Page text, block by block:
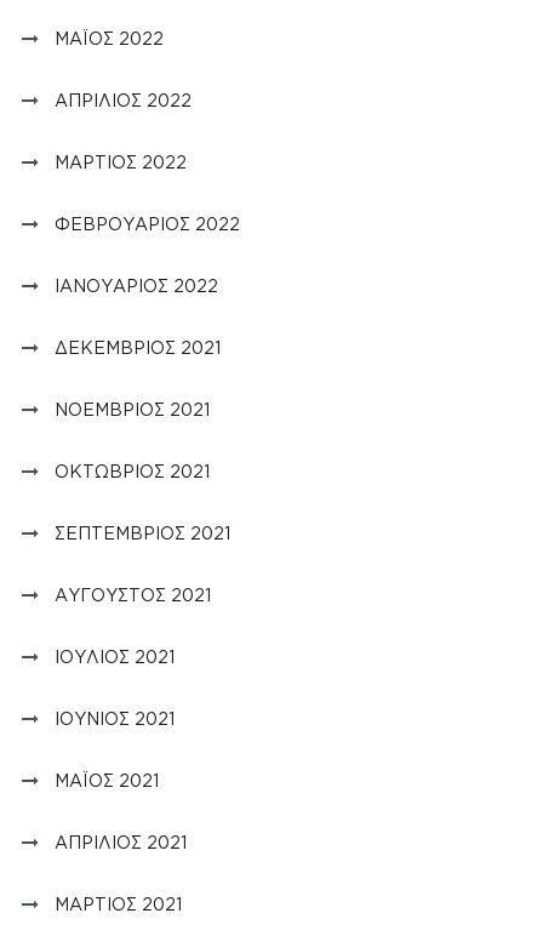
ΜΆΙΟΣ 2022
ΑΠΡΊΛΙΟΣ 2022
ΜΆΡΤΙΟΣ 2022
ΦΕΒΡΟΥΆΡΙΟΣ 2022
ΙΑΝΟΥΆΡΙΟΣ 2022
ΔΕΚΈΜΒΡΙΟΣ 2021
ΝΟΈΜΒΡΙΟΣ 2021
ΟΚΤΏΒΡΙΟΣ 2021
ΣΕΠΤΈΜΒΡΙΟΣ 2021
ΑΎΓΟΥΣΤΟΣ 2021
ΙΟΎΛΙΟΣ 2021
ΙΟΎΝΙΟΣ 2021
ΜΆΙΟΣ 2021
ΑΠΡΊΛΙΟΣ 2021
ΜΆΡΤΙΟΣ 2021